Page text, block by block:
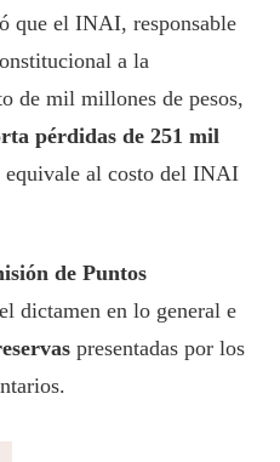
que el INAI, responsable
a la
de mil millones de pesos,
pérdidas de 251 mil
equivale al costo del INAI
de Puntos
dictamen en lo general e
presentadas por los